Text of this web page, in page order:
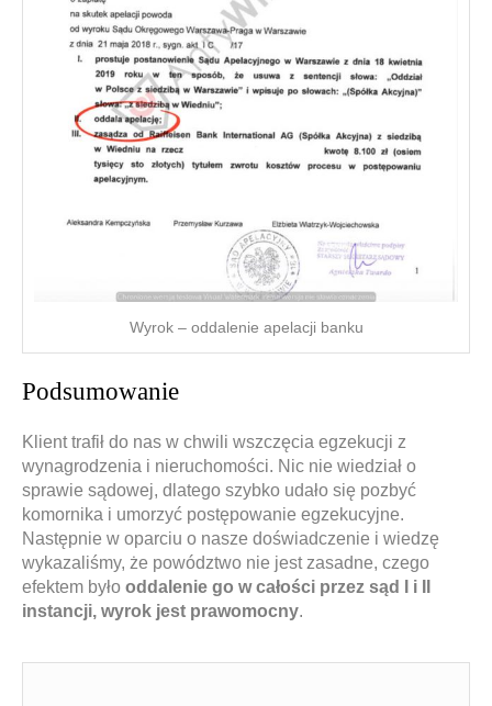
Wyrok – oddalenie apelacji banku
Podsumowanie
Klient trafił do nas w chwili wszczęcia egzekucji z
wynagrodzenia i nieruchomości. Nic nie wiedział o
sprawie sądowej, dlatego szybko udało się pozbyć
komornika i umorzyć postępowanie egzekucyjne.
Następnie w oparciu o nasze doświadczenie i wiedzę
wykazaliśmy, że powództwo nie jest zasadne, czego
efektem było oddalenie go w całości przez sąd I i II
instancji, wyrok jest prawomocny.